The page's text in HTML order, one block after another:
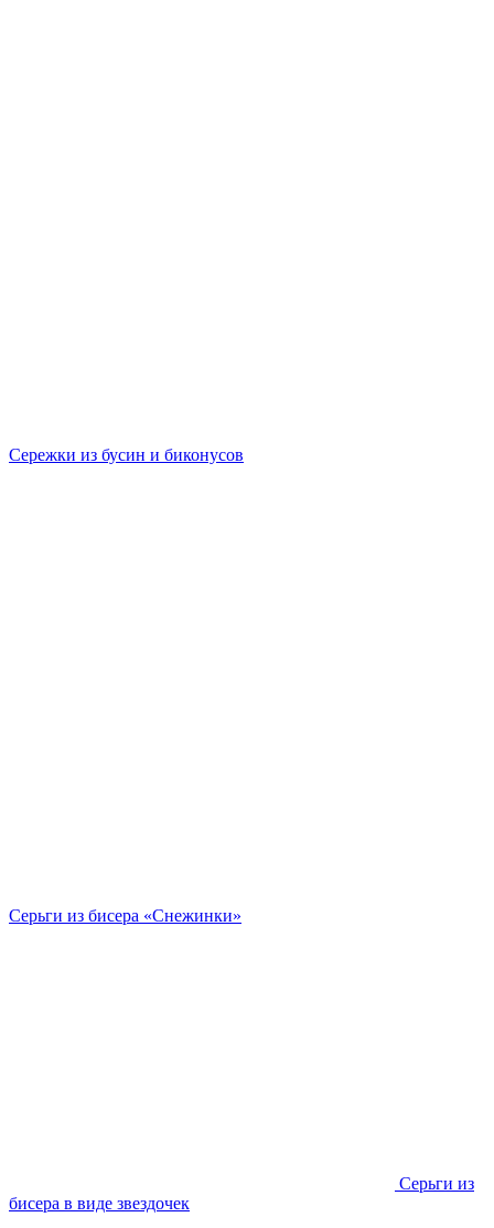
Сережки из бусин и биконусов
Серьги из бисера «Снежинки»
Серьги из
бисера в виде звездочек